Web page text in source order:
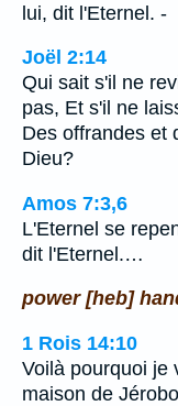
lui, dit l'Eternel. -
Joël 2:14
Qui sait s'il ne
pas, Et s'il ne
Des offrandes et
Dieu?
Amos 7:3,6
L'Eternel se
dit l'Eternel.…
power [heb]
1 Rois 14:10
Voilà pourquoi je
maison de